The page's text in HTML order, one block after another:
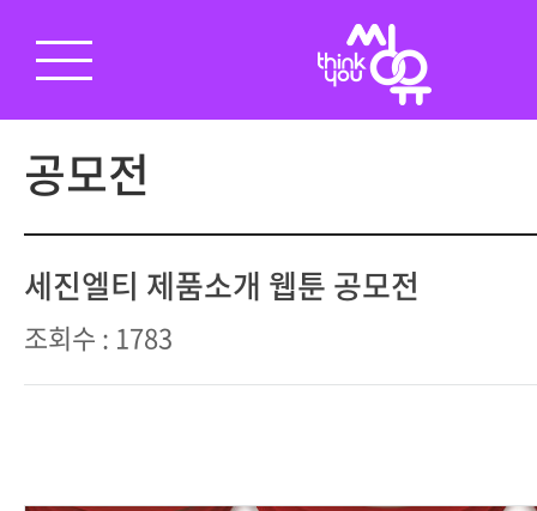
공모전
세진엘티 제품소개 웹툰 공모전
조회수 : 1783